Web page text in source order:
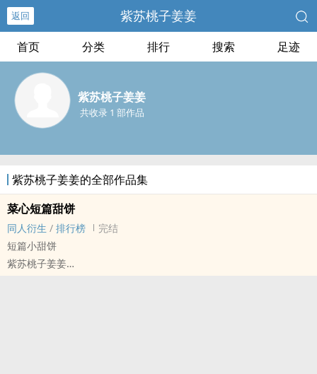
返回 紫苏桃子姜姜
首页 分类 排行 搜索 足迹
紫苏桃子姜姜
共收录 1 部作品
紫苏桃子姜姜的全部作品集
菜心短篇甜饼
同人衍生 / 排行榜
完结
短篇小甜饼
紫苏桃子姜姜